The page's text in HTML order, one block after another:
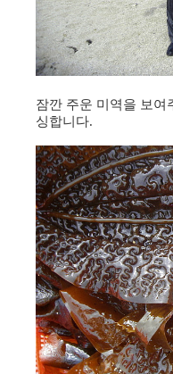
잠깐 주운 미역을 보여
싱합니다.